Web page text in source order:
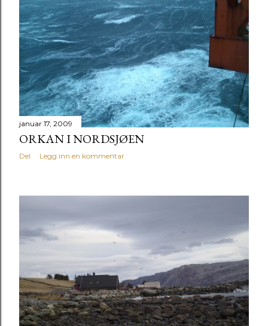
januar 17, 2009
ORKAN I NORDSJØEN
Del Legg inn en kommentar